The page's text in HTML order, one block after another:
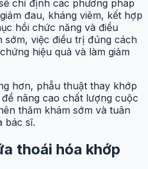
chỉ định các phương pháp
đau, kháng viêm, kết hợp
hồi chức năng và điều
sớm, việc điều trị đúng cách
hiệu quả và làm giảm
hơn, phẫu thuật thay khớp
nâng cao chất lượng cuộc
thăm khám sớm và tuân
bác sĩ.
thoái hóa khớp